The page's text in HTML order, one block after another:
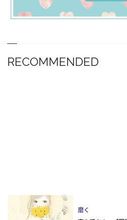
RECOMMENDED
磨く